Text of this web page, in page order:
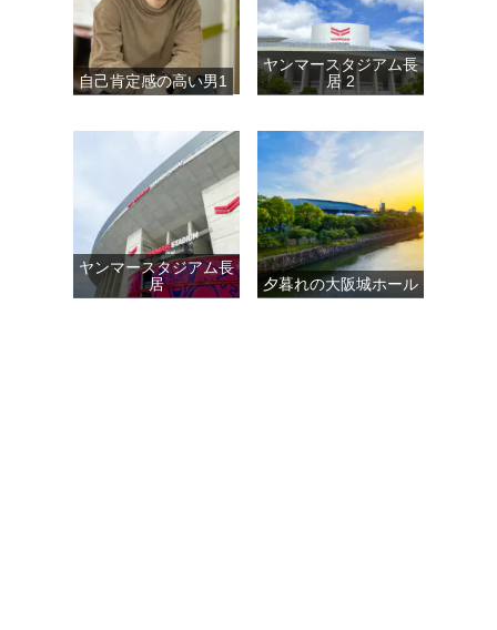
自己肯定感の高い男1
ヤンマースタジアム長
居 2
ヤンマースタジアム長
居
夕暮れの大阪城ホール